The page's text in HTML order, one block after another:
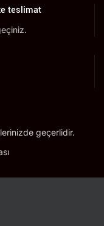
teslimat
geçerlidir.